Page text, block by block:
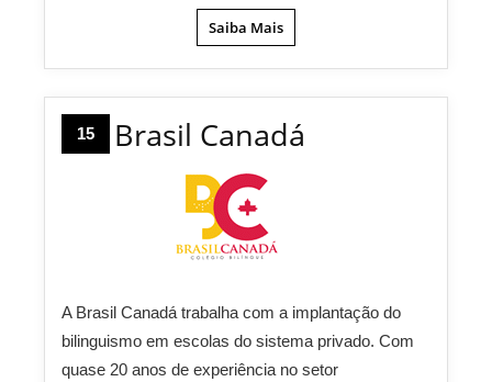
Saiba Mais
15 Brasil Canadá
A Brasil Canadá trabalha com a implantação do
bilinguismo em escolas do sistema privado. Com
quase 20 anos de experiência no setor